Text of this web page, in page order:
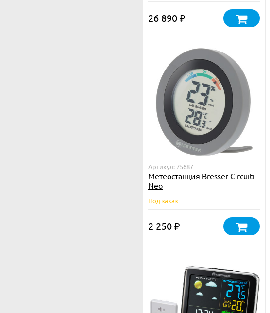
26 890 ₽
Артикул: 75687
Метеостанция Bresser Circuiti
Neo
Под заказ
2 250 ₽